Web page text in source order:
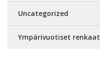
Uncategorized
Ympärivuotiset renkaat